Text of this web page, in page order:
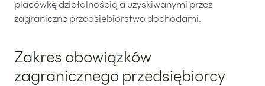
placówkę działalnością a uzyskiwanymi przez
zagraniczne przedsiębiorstwo dochodami.
Zakres obowiązków
zagranicznego przedsiębiorcy